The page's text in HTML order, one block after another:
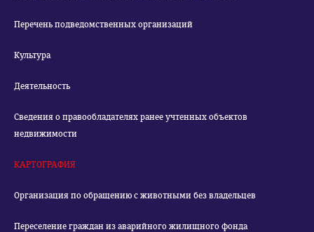
Перечень подведомственных организаций
Культура
Деятельность
Сведения о правообладателях ранее учтенных объектов
недвижимости
КАРТОГРАФИЯ
Организация по обращению с животными без владельцев
Переселение граждан из аварийного жилищного фонда